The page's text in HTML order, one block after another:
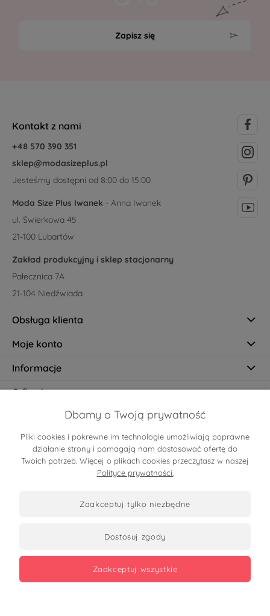
Zapisz się
Kontakt z nami
+48 570 390 351
sklep@modasizeplus.pl
Jesteśmy dostępni od 8:00 do 15:00
Moda Size Plus Iwanek - Anna Iwanek
ul. Świerkowa 45
21-100 Lubartów
Zakład produkcyjny i sklep stacjonarny
Pałecznica 7A
21-104 Niedźwiada
Obsługa klienta
Moje konto
Informacje
O firmie
Certyfikaty
Dbamy o Twoją prywatność
Pliki cookies i pokrewne im technologie umożliwiają poprawne
działanie strony i pomagają nam dostosować ofertę do
Twoich potrzeb. Więcej o plikach cookies przeczytasz w naszej
Polityce prywatności.
zaakceptuj tylko niezbędne
dostosuj zgody
zaakceptuj wszystkie